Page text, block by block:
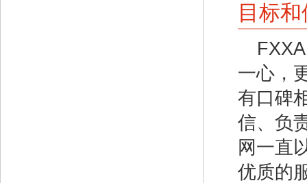
目标
一心，
有口碑
信、负
网一直
优质的